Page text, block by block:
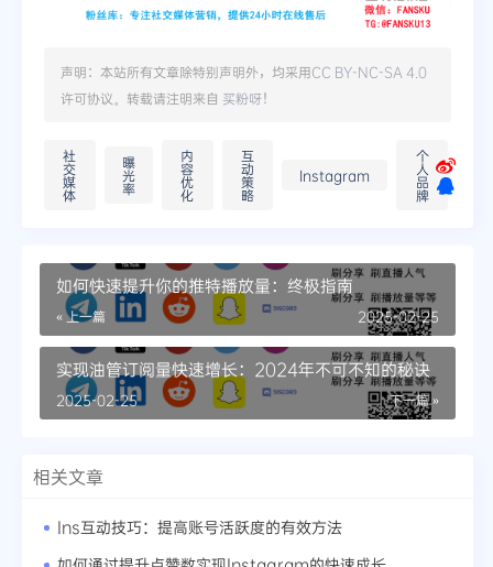
声明：本站所有文章除特别声明外，均采用CC BY-NC-SA 4.0
许可协议。转载请注明来自 买粉呀！
社
交
媒
体
曝
光
率
内
容
优
化
互
动
策
略
Instagram
个
人
品
牌
如何快速提升你的推特播放量：终极指南
« 上一篇 2025-02-25
实现油管订阅量快速增长：2024年不可不知的秘诀
下一篇 »
2025-02-25
相关文章
Ins互动技巧：提高账号活跃度的有效方法